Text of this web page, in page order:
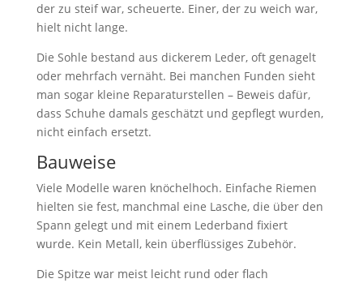
der zu steif war, scheuerte. Einer, der zu weich war,
hielt nicht lange.
Die Sohle bestand aus dickerem Leder, oft genagelt
oder mehrfach vernäht. Bei manchen Funden sieht
man sogar kleine Reparaturstellen – Beweis dafür,
dass Schuhe damals geschätzt und gepflegt wurden,
nicht einfach ersetzt.
Bauweise
Viele Modelle waren knöchelhoch. Einfache Riemen
hielten sie fest, manchmal eine Lasche, die über den
Spann gelegt und mit einem Lederband fixiert
wurde. Kein Metall, kein überflüssiges Zubehör.
Die Spitze war meist leicht rund oder flach